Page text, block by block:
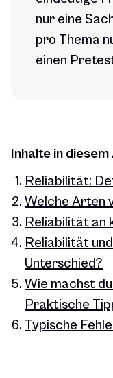
nur eine
pro Thema
einen
Inhalte in
Reliabilität:
Welche Arten
Reliabilität an
Reliabilität
Unterschied?
Wie machst
Praktische
Typische